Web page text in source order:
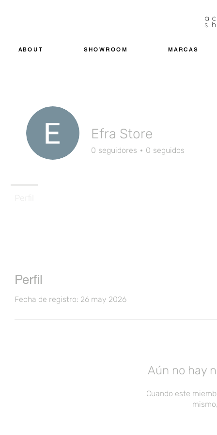
ABOUT SHOWROOM MARCAS
Perfil
Fecha de registro: 26 may 2026
Aún no hay
Cuando este
Efra Store
0 seguidores 0 seguidos